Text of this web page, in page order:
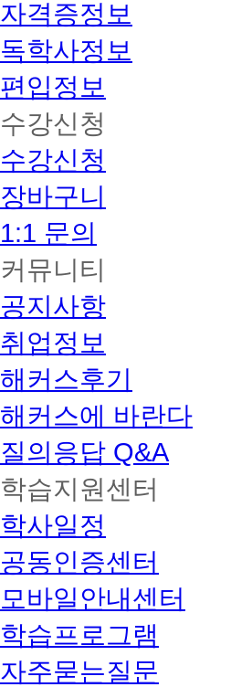
자격증정보
독학사정보
편입정보
수강신청
수강신청
장바구니
1:1 문의
커뮤니티
공지사항
취업정보
해커스후기
해커스에 바란다
질의응답 Q&A
학습지원센터
학사일정
공동인증센터
모바일안내센터
학습프로그램
자주묻는질문